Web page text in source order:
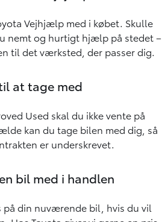
Vejhjælp med i købet. Skulle
nemt og hurtigt hjælp på stedet –
til det værksted, der passer dig.
at tage med
Used skal du ikke vente på
kan du tage bilen med dig, så
er underskrevet.
bil med i handlen
på din nuværende bil, hvis du vil